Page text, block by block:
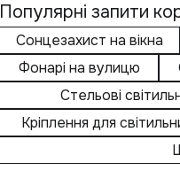
Популярні запити
Сонцезахист на вікна
Фонарі на вулицю
Стельові
Кріплення для